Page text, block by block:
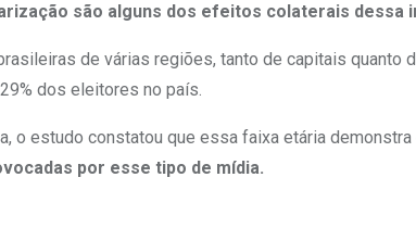
são alguns dos efeitos colaterais dessa
de várias regiões, tanto de capitais
dos eleitores no país.
o estudo constatou que essa faixa etária
por esse tipo de mídia.